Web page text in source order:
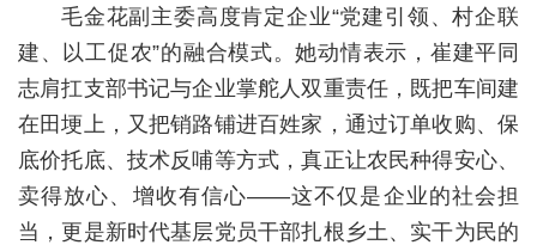
毛金花副主委高度肯定企业“党建引领、村企联
建、以工促农”的融合模式。她动情表示，崔建平同
志肩扛支部书记与企业掌舵人双重责任，既把车间建
在田埂上，又把销路铺进百姓家，通过订单收购、保
底价托底、技术反哺等方式，真正让农民种得安心、
卖得放心、增收有信心——这不仅是企业的社会担
当，更是新时代基层党员干部扎根乡土、实干为民的